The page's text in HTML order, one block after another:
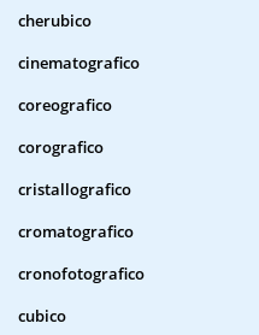
cherubico
cinematografico
coreografico
corografico
cristallografico
cromatografico
cronofotografico
cubico